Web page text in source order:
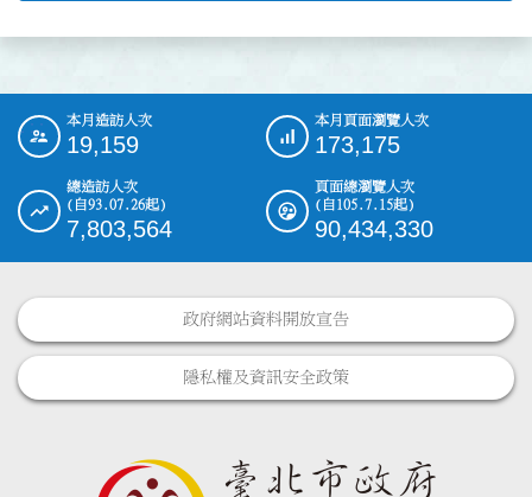
::: 本月造訪人次
19,159
本月頁面瀏覽人次
173,175
總造訪人次
(自93.07.26起)
7,803,564
頁面總瀏覽人次
(自105.7.15起)
90,434,330
政府網站資料開放宣告
隱私權及資訊安全政策